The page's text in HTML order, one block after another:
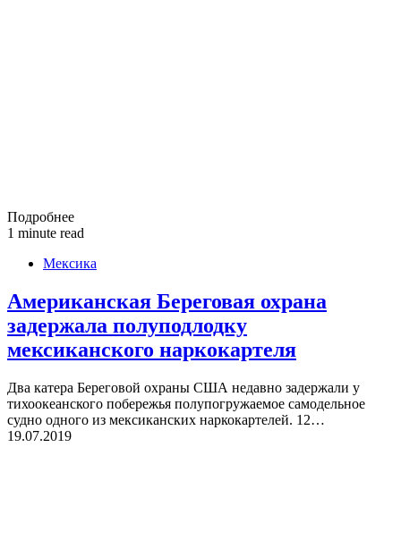
Подробнее
1 minute read
Мексика
Американская Береговая охрана
задержала полуподлодку
мексиканского наркокартеля
Два катера Береговой охраны США недавно задержали у
тихоокеанского побережья полупогружаемое самодельное
судно одного из мексиканских наркокартелей. 12…
19.07.2019